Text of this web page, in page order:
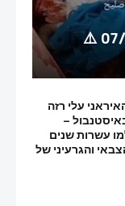
האיראני עלי רזה
–
עשרות שנים
והגרעיני של